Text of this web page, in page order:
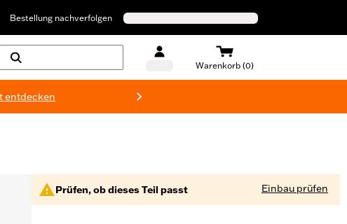
Bestellung nachverfolgen
Warenkorb (0)
entdecken
Prüfen, ob dieses Teil passt Einbau prüfen